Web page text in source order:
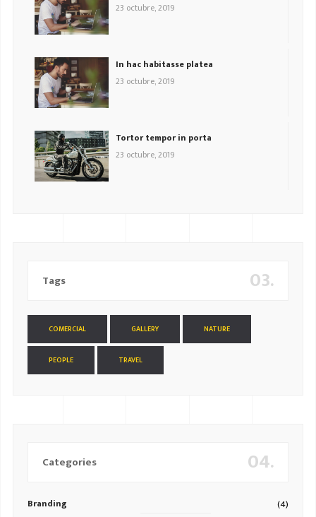
23 octubre, 2019
In hac habitasse platea
23 octubre, 2019
Tortor tempor in porta
23 octubre, 2019
03.
Tags
COMERCIAL GALLERY NATURE
PEOPLE TRAVEL
04.
Categories
Branding (4)